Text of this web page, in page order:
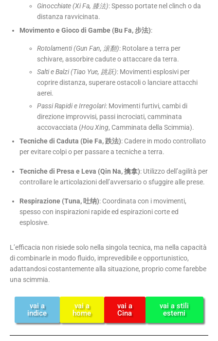
Ginocchiate (Xi Fa, 膝法): Spesso portate nel clinch o da
distanza ravvicinata.
Movimento e Gioco di Gambe (Bu Fa, 步法):
Rotolamenti (Gun Fan, 滚翻): Rotolare a terra per
schivare, assorbire cadute o attaccare da terra.
Salti e Balzi (Tiao Yue, 跳跃): Movimenti esplosivi per
coprire distanza, superare ostacoli o lanciare attacchi
aerei.
Passi Rapidi e Irregolari: Movimenti furtivi, cambi di
direzione improvvisi, passi incrociati, camminata
accovacciata (Hou Xing, Camminata della Scimmia).
Tecniche di Caduta (Die Fa, 跌法): Cadere in modo controllato
per evitare colpi o per passare a tecniche a terra.
Tecniche di Presa e Leva (Qin Na, 擒拿): Utilizzo dell’agilità per
controllare le articolazioni dell’avversario o sfuggire alle prese.
Respirazione (Tuna, 吐纳): Coordinata con i movimenti,
spesso con inspirazioni rapide ed espirazioni corte ed
esplosive.
L’efficacia non risiede solo nella singola tecnica, ma nella capacità
di combinarle in modo fluido, imprevedibile e opportunistico,
adattandosi costantemente alla situazione, proprio come farebbe
una scimmia.
vai a
indice
vai a
home
vai a
Cina
vai a stili
esterni